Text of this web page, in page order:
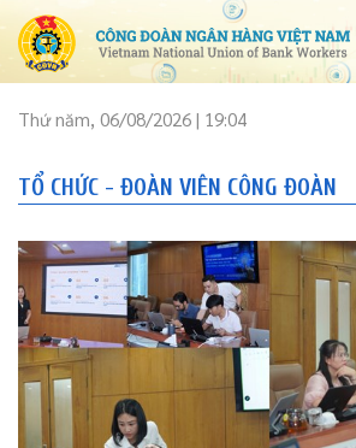
Thứ năm, 06/08/2026 | 19:04
TỔ CHỨC - ĐOÀN VIÊN CÔNG ĐOÀN